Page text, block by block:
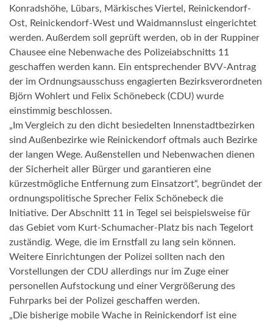
Konradshöhe, Lübars, Märkisches Viertel, Reinickendorf-
Ost, Reinickendorf-West und Waidmannslust eingerichtet
werden. Außerdem soll geprüft werden, ob in der Ruppiner
Chausee eine Nebenwache des Polizeiabschnitts 11
geschaffen werden kann. Ein entsprechender BVV-Antrag
der im Ordnungsausschuss engagierten Bezirksverordneten
Björn Wohlert und Felix Schönebeck (CDU) wurde
einstimmig beschlossen.
„Im Vergleich zu den dicht besiedelten Innenstadtbezirken
sind Außenbezirke wie Reinickendorf oftmals auch Bezirke
der langen Wege. Außenstellen und Nebenwachen dienen
der Sicherheit aller Bürger und garantieren eine
kürzestmögliche Entfernung zum Einsatzort“, begründet der
ordnungspolitische Sprecher Felix Schönebeck die
Initiative. Der Abschnitt 11 in Tegel sei beispielsweise für
das Gebiet vom Kurt-Schumacher-Platz bis nach Tegelort
zuständig. Wege, die im Ernstfall zu lang sein können.
Weitere Einrichtungen der Polizei sollten nach den
Vorstellungen der CDU allerdings nur im Zuge einer
personellen Aufstockung und einer Vergrößerung des
Fuhrparks bei der Polizei geschaffen werden.
„Die bisherige mobile Wache in Reinickendorf ist eine